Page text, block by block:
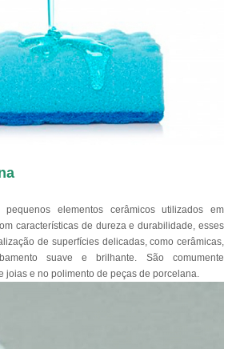
elementos cerâmicos utilizados em
características de dureza e durabilidade, esses
de superfícies delicadas, como cerâmicas,
suave e brilhante. São comumente
joias e no polimento de peças de porcelana.